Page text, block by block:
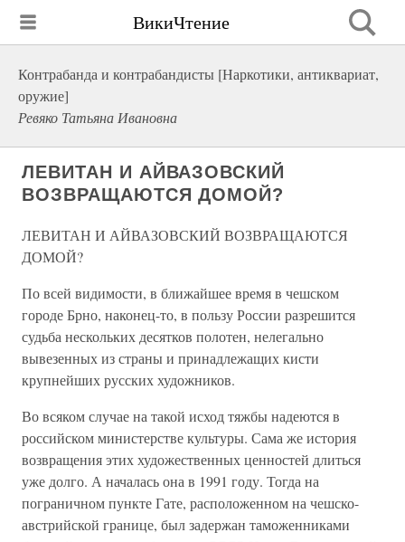
ВикиЧтение
Контрабанда и контрабандисты [Наркотики, антиквариат,
оружие]
Ревяко Татьяна Ивановна
ЛЕВИТАН И АЙВАЗОВСКИЙ
ВОЗВРАЩАЮТСЯ ДОМОЙ?
ЛЕВИТАН И АЙВАЗОВСКИЙ ВОЗВРАЩАЮТСЯ
ДОМОЙ?
По всей видимости, в ближайшее время в чешском
городе Брно, наконец-то, в пользу России разрешится
судьба нескольких десятков полотен, нелегально
вывезенных из страны и принадлежащих кисти
крупнейших русских художников.
Во всяком случае на такой исход тяжбы надеются в
российском министерстве культуры. Сама же история
возвращения этих художественных ценностей длиться
уже долго. А началась она в 1991 году. Тогда на
пограничном пункте Гате, расположенном на чешско-
австрийской границе, был задержан таможенниками